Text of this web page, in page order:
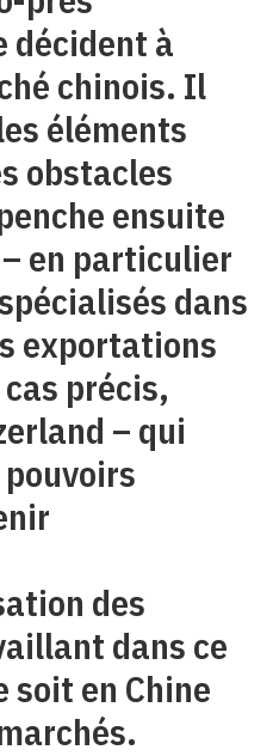
décident à
chinois. Il
éléments
obstacles
ensuite
en particulier
dans
exportations
précis,
– qui
des
dans ce
soit en Chine